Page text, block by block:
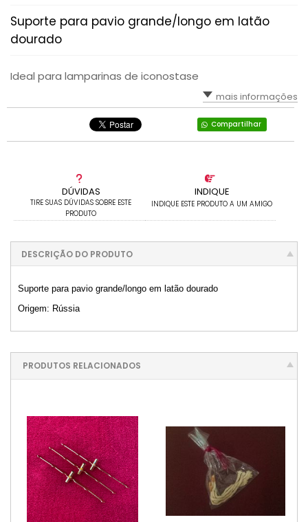
Suporte para pavio grande/longo em latão
dourado
Ideal para lamparinas de iconostase
mais informações
Compartilhar
DÚVIDAS
TIRE SUAS DÚVIDAS SOBRE ESTE
PRODUTO
INDIQUE
INDIQUE ESTE PRODUTO A UM AMIGO
DESCRIÇÃO DO PRODUTO
Suporte para pavio grande/longo em latão dourado
Origem: Rússia
PRODUTOS RELACIONADOS